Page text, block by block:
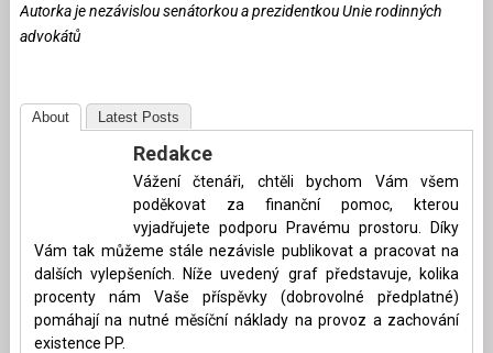
Autorka je nezávislou senátorkou a prezidentkou Unie rodinných
advokátů
About Latest Posts
Redakce
Vážení čtenáři, chtěli bychom Vám všem
poděkovat za finanční pomoc, kterou
vyjadřujete podporu Pravému prostoru. Díky
Vám tak můžeme stále nezávisle publikovat a pracovat na
dalších vylepšeních. Níže uvedený graf představuje, kolika
procenty nám Vaše příspěvky (dobrovolné předplatné)
pomáhají na nutné měsíční náklady na provoz a zachování
existence PP.